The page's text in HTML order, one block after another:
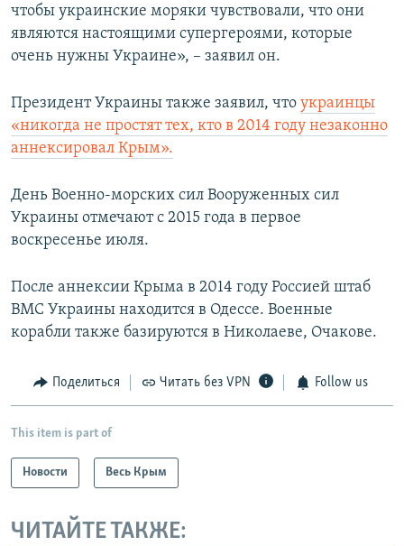
чтобы украинские моряки чувствовали, что они
являются настоящими супергероями, которые
очень нужны Украине», – заявил он.
Президент Украины также заявил, что украинцы
«никогда не простят тех, кто в 2014 году незаконно
аннексировал Крым».
День Военно-морских сил Вооруженных сил
Украины отмечают с 2015 года в первое
воскресенье июля.
После аннексии Крыма в 2014 году Россией штаб
ВМС Украины находится в Одессе. Военные
корабли также базируются в Николаеве, Очакове.
Поделиться Читать без VPN Follow us
This item is part of
Новости Весь Крым
ЧИТАЙТЕ ТАКЖЕ: